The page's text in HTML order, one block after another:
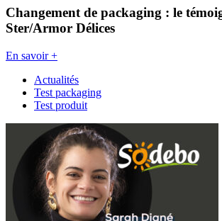
Changement de packaging : le
Ster/Armor Délices
En savoir +
Actualités
Test packaging
Test produit